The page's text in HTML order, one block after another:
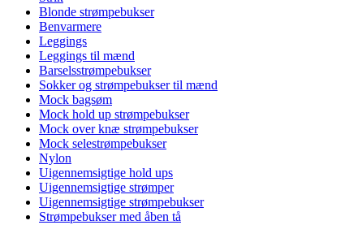
Blonde strømpebukser
Benvarmere
Leggings
Leggings til mænd
Barselsstrømpebukser
Sokker og strømpebukser til mænd
Mock bagsøm
Mock hold up strømpebukser
Mock over knæ strømpebukser
Mock selestrømpebukser
Nylon
Uigennemsigtige hold ups
Uigennemsigtige strømper
Uigennemsigtige strømpebukser
Strømpebukser med åben tå